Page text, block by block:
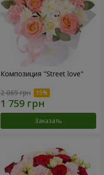
Композиция "Street love"
2 069 грн
Заказать